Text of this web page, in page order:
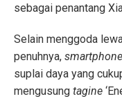
sebagai penantang
Selain menggoda
penuhnya, smartphone
suplai daya yang
mengusung tagine